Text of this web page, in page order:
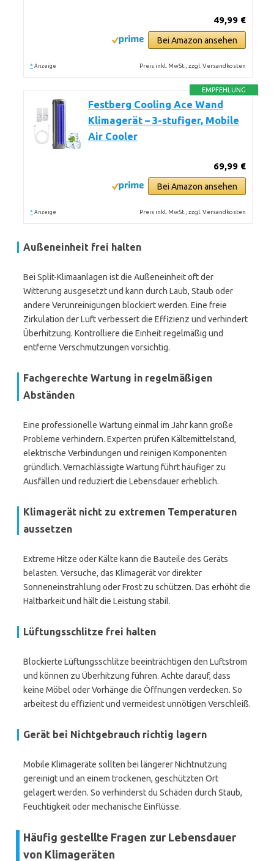
49,99 €
Bei Amazon ansehen
* Anzeige Preis inkl. MwSt., zzgl. Versandkosten
EMPFEHLUNG
Festberg Cooling Ace Wand
Klimagerät – 3-stufiger, Mobile
Air Cooler
69,99 €
Bei Amazon ansehen
* Anzeige Preis inkl. MwSt., zzgl. Versandkosten
Außeneinheit frei halten
Bei Split-Klimaanlagen ist die Außeneinheit oft der
Witterung ausgesetzt und kann durch Laub, Staub oder
andere Verunreinigungen blockiert werden. Eine freie
Zirkulation der Luft verbessert die Effizienz und verhindert
Überhitzung. Kontrolliere die Einheit regelmäßig und
entferne Verschmutzungen vorsichtig.
Fachgerechte Wartung in regelmäßigen
Abständen
Eine professionelle Wartung einmal im Jahr kann große
Probleme verhindern. Experten prüfen Kältemittelstand,
elektrische Verbindungen und reinigen Komponenten
gründlich. Vernachlässigte Wartung führt häufiger zu
Ausfällen und reduziert die Lebensdauer erheblich.
Klimagerät nicht zu extremen Temperaturen
aussetzen
Extreme Hitze oder Kälte kann die Bauteile des Geräts
belasten. Versuche, das Klimagerät vor direkter
Sonneneinstrahlung oder Frost zu schützen. Das erhöht die
Haltbarkeit und hält die Leistung stabil.
Lüftungsschlitze frei halten
Blockierte Lüftungsschlitze beeinträchtigen den Luftstrom
und können zu Überhitzung führen. Achte darauf, dass
keine Möbel oder Vorhänge die Öffnungen verdecken. So
arbeitest du effizient und vermeidest unnötigen Verschleiß.
Gerät bei Nichtgebrauch richtig lagern
Mobile Klimageräte sollten bei längerer Nichtnutzung
gereinigt und an einem trockenen, geschützten Ort
gelagert werden. So verhinderst du Schäden durch Staub,
Feuchtigkeit oder mechanische Einflüsse.
Häufig gestellte Fragen zur Lebensdauer
von Klimageräten